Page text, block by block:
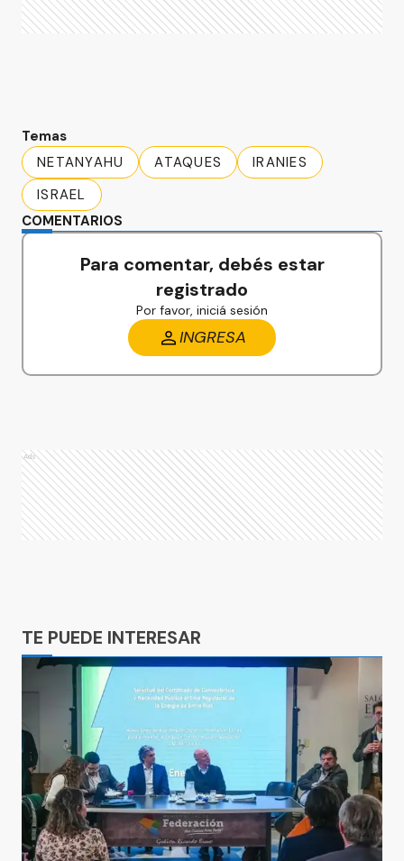
Temas
NETANYAHU
ATAQUES
IRANIES
ISRAEL
COMENTARIOS
Para comentar, debés estar
registrado
Por favor, iniciá sesión
INGRESA
Ads
TE PUEDE INTERESAR